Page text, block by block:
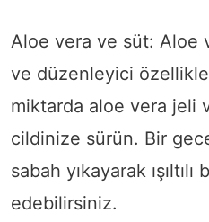
Aloe vera ve süt: Aloe
ve düzenleyici
miktarda aloe vera jeli
cildinize sürün. Bir
sabah yıkayarak
edebilirsiniz.